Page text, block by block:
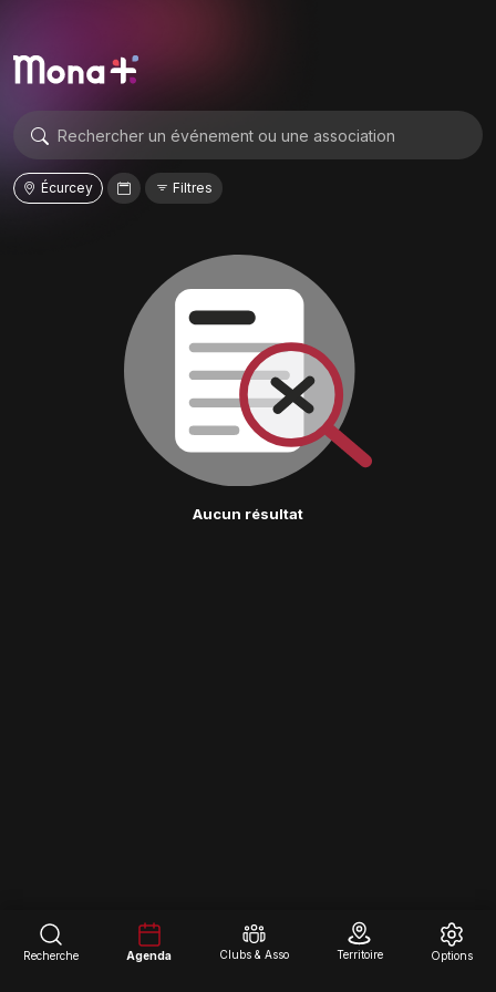
Écurcey Filtres
Aucun résultat
Recherche Agenda Clubs & Asso Territoire Options